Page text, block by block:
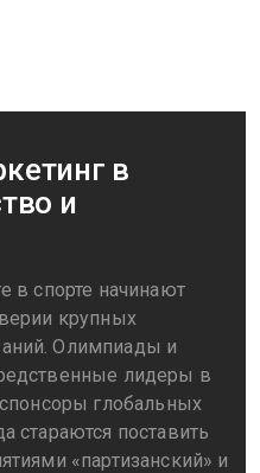
в
и
в спорте начинают
крупных
Олимпиады и
лидеры в
глобальных
стараются поставить
«партизанский» и